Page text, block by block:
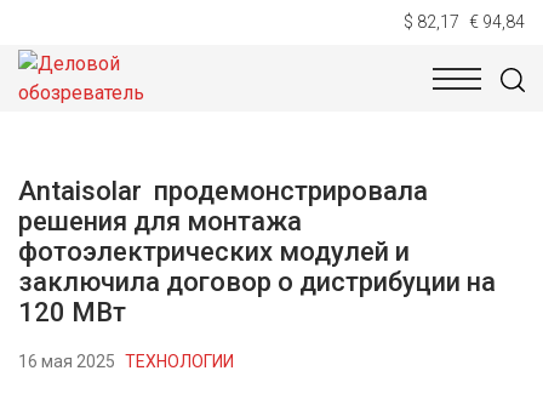
$ 82,17 € 94,84
НОВОСТИ
Antaisolar продемонстрировала
решения для монтажа
фотоэлектрических модулей и
заключила договор о дистрибуции на
120 МВт
16 мая 2025 ТЕХНОЛОГИИ